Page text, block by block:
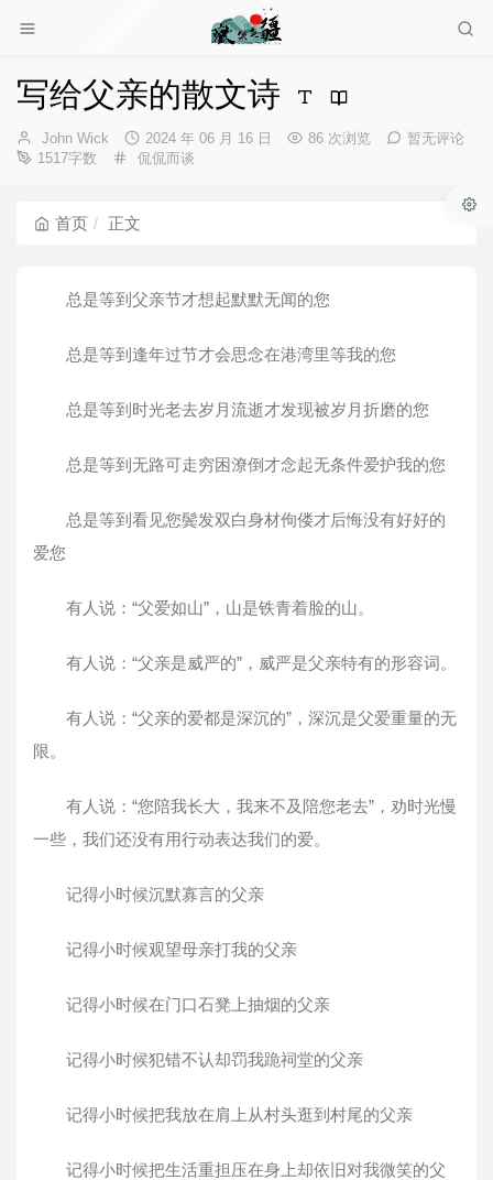
写给父亲的散文诗
博
主：
John Wick
发
布
2024 年 06 月 16 日 86 次浏览
暂无评论
1517字数
分
侃侃而谈
首页 正文
总是等到父亲节才想起默默无闻的您
总是等到逢年过节才会思念在港湾里等我的您
总是等到时光老去岁月流逝才发现被岁月折磨的您
总是等到无路可走穷困潦倒才念起无条件爱护我的您
总是等到看见您鬓发双白身材佝偻才后悔没有好好的
爱您
有人说：“父爱如山”，山是铁青着脸的山。
有人说：“父亲是威严的”，威严是父亲特有的形容词。
有人说：“父亲的爱都是深沉的”，深沉是父爱重量的无
限。
有人说：“您陪我长大，我来不及陪您老去”，劝时光慢
一些，我们还没有用行动表达我们的爱。
记得小时候沉默寡言的父亲
记得小时候观望母亲打我的父亲
记得小时候在门口石凳上抽烟的父亲
记得小时候犯错不认却罚我跪祠堂的父亲
记得小时候把我放在肩上从村头逛到村尾的父亲
记得小时候把生活重担压在身上却依旧对我微笑的父